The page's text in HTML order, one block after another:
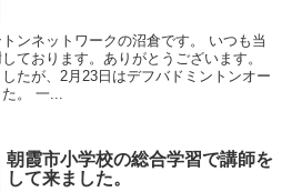
ンネットワークの沼倉です。 いつも当
ております。ありがとうございます。
たが、2月23日はデフバドミントンオー
。 一...
朝霞市小学校の総合学習で講師を
して来ました。